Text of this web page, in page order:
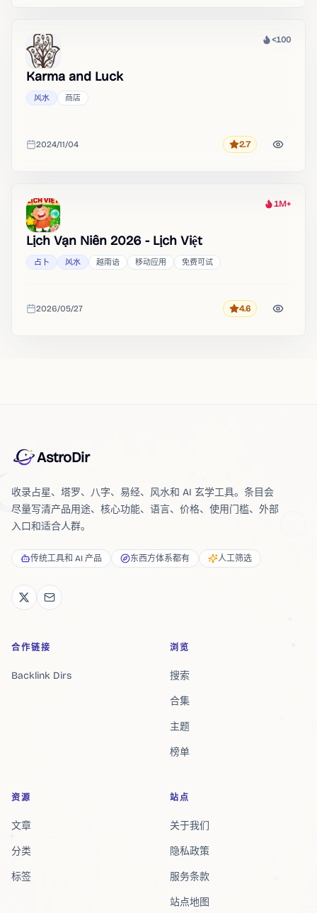
热度
<100
Karma and Luck
风水 商店
收录时间
2024/11/04 评分2.7
热度
1M+
Lịch Vạn Niên 2026 - Lịch Việt
占卜 风水 越南语 移动应用 免费可试
收录时间
2026/05/27 评分4.6
AstroDir
收录占星、塔罗、八字、易经、风水和 AI 玄学工具。条目会
尽量写清产品用途、核心功能、语言、价格、使用门槛、外部
入口和适合人群。
传统工具和 AI 产品 东西方体系都有 人工筛选
合作链接
Backlink Dirs
浏览
搜索
合集
主题
榜单
资源
文章
分类
标签
站点
关于我们
隐私政策
服务条款
站点地图